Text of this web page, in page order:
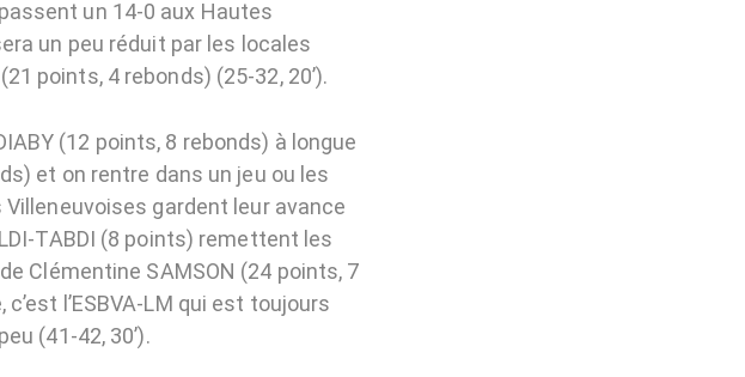
un 14-0 aux Hautes
un peu réduit par les locales
points, 4 rebonds) (25-32, 20’).
(12 points, 8 rebonds) à longue
et on rentre dans un jeu ou les
gardent leur avance
TABDI (8 points) remettent les
Clémentine SAMSON (24 points, 7
l’ESBVA-LM qui est toujours
(41-42, 30’).